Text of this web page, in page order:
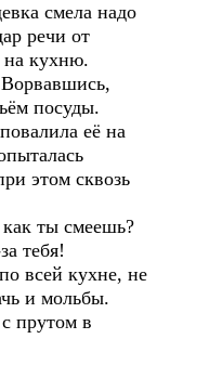
смела надо
речи от
кухню.
посуды.
её на
этом сквозь
ты смеешь?
тебя!
всей кухне, не
и мольбы.
прутом в